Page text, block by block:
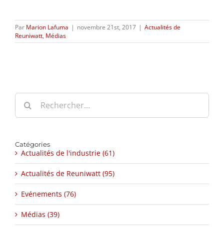
Par Marion Lafuma | novembre 21st, 2017 | Actualités de
Reuniwatt, Médias
Rechercher:
Catégories
Actualités de l'industrie (61)
Actualités de Reuniwatt (95)
Evénements (76)
Médias (39)